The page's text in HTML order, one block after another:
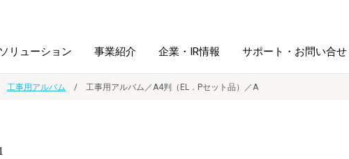
ソリューション 事業紹介 企業・IR情報 サポート・お問い合せ
工事用アルバム 工事用アルバム／A4判（EL．Pセット品）／A